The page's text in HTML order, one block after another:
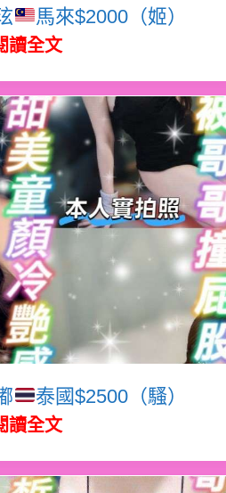
馬來$2000（姬）
讀全文
泰國$2500（騷）
讀全文